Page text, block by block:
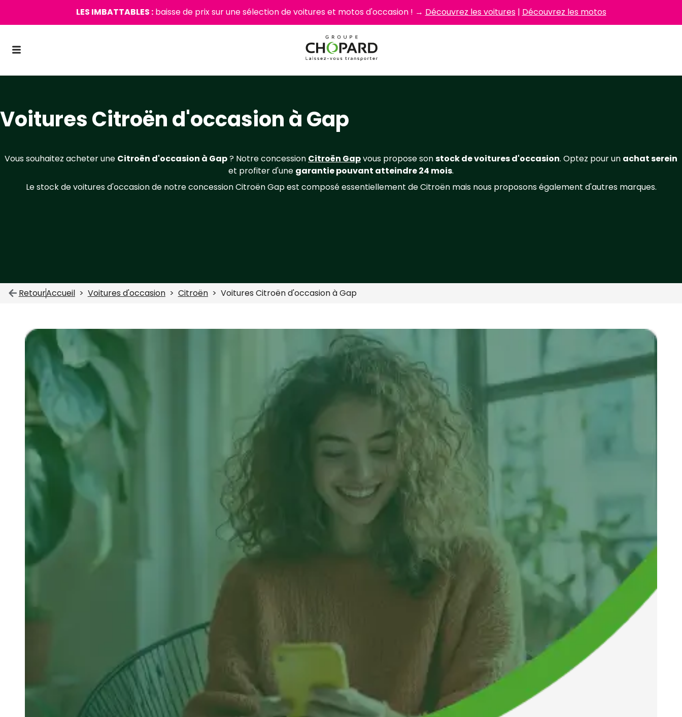
LES IMBATTABLES :baisse de prix sur une sélection de voitures et motos d'occasion ! → Découvrez les voitures| Découvrez les motos
Voitures Citroën d'occasion à Gap
Vous souhaitez acheter une Citroën d'occasion à Gap? Notre concession Citroën Gapvous propose sonstock de voitures d'occasion. Optez pour un achat serein
et profiter d'une garantie pouvant atteindre 24 mois.
Le stock de voitures d'occasion de notre concession Citroën Gap est composé essentiellement de Citroën mais nous proposons également d'autres marques.
RetourAccueil Voitures d'occasion Citroën Voitures Citroën d'occasion à Gap